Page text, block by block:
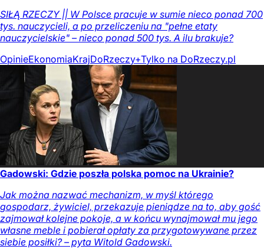
SIŁĄ RZECZY || W Polsce pracuje w sumie nieco ponad 700
tys. nauczycieli, a po przeliczeniu na "pełne etaty
nauczycielskie" – nieco ponad 500 tys. A ilu brakuje?
OpinieEkonomiaKrajDoRzeczy+Tylko na DoRzeczy.pl
Gadowski: Gdzie poszła polska pomoc na Ukrainie?
Jak można nazwać mechanizm, w myśl którego
gospodarz, żywiciel, przekazuje pieniądze na to, aby gość
zajmował kolejne pokoje, a w końcu wynajmował mu jego
własne meble i pobierał opłaty za przygotowywane przez
siebie posiłki? – pyta Witold Gadowski.